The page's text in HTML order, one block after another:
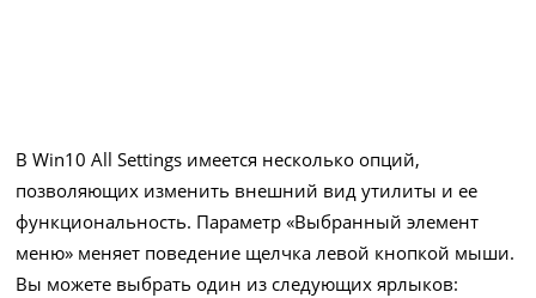
В Win10 All Settings имеется несколько опций,
позволяющих изменить внешний вид утилиты и ее
функциональность. Параметр «Выбранный элемент
меню» меняет поведение щелчка левой кнопкой мыши.
Вы можете выбрать один из следующих ярлыков: